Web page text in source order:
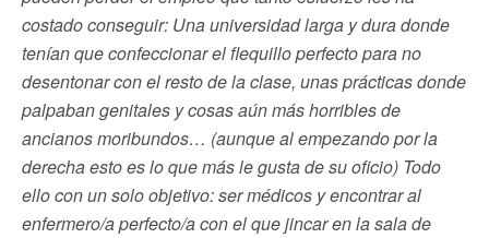
costado conseguir: Una universidad larga y dura donde
tenían que confeccionar el flequillo perfecto para no
desentonar con el resto de la clase, unas prácticas donde
palpaban genitales y cosas aún más horribles de
ancianos moribundos… (aunque al empezando por la
derecha esto es lo que más le gusta de su oficio) Todo
ello con un solo objetivo: ser médicos y encontrar al
enfermero/a perfecto/a con el que jincar en la sala de